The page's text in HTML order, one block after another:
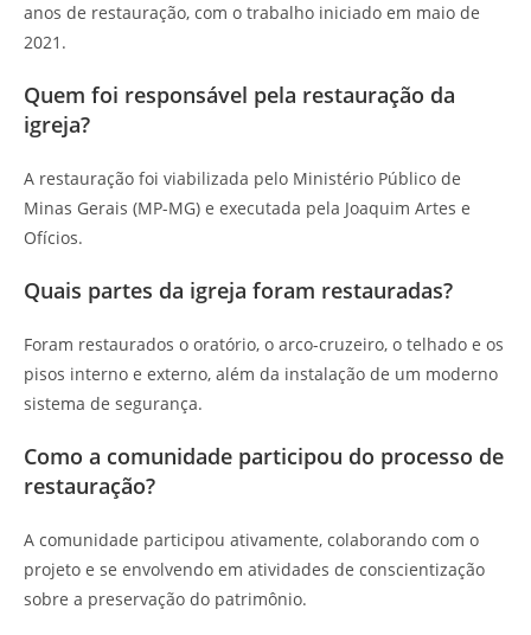
anos de restauração, com o trabalho iniciado em maio de
2021.
Quem foi responsável pela restauração da
igreja?
A restauração foi viabilizada pelo Ministério Público de
Minas Gerais (MP-MG) e executada pela Joaquim Artes e
Ofícios.
Quais partes da igreja foram restauradas?
Foram restaurados o oratório, o arco-cruzeiro, o telhado e os
pisos interno e externo, além da instalação de um moderno
sistema de segurança.
Como a comunidade participou do processo de
restauração?
A comunidade participou ativamente, colaborando com o
projeto e se envolvendo em atividades de conscientização
sobre a preservação do patrimônio.